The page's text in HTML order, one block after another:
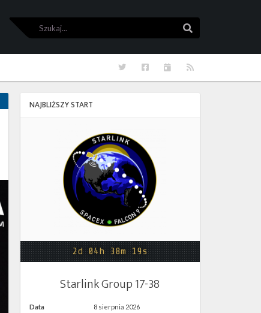
Szukaj
RSS
Kalendarze
Facebook
Twitter
NAJBLIŻSZY START
2d 04h 38m 18s
Starlink Group 17-38
Data
8 sierpnia 2026